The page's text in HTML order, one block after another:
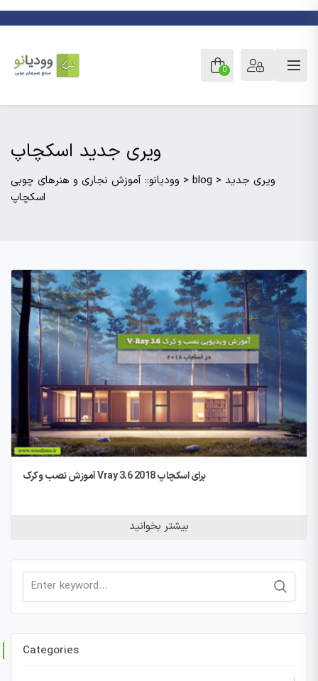
0
ویری جدید اسکچاپ
وودیانو:: آموزش نجاری و هنرهای چوبی > blog > ویری جدید
اسکچاپ
آموزش نصب و کرک Vray 3.6 برای اسکچاپ 2018
بیشتر بخوانید
Search
Categories